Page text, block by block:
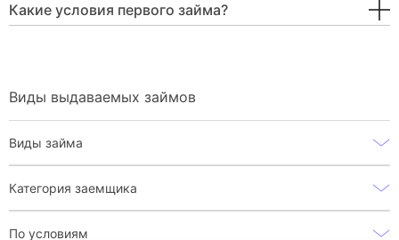
Какие условия первого займа?
Виды выдаваемых займов
Виды займа
Категория заемщика
По условиям